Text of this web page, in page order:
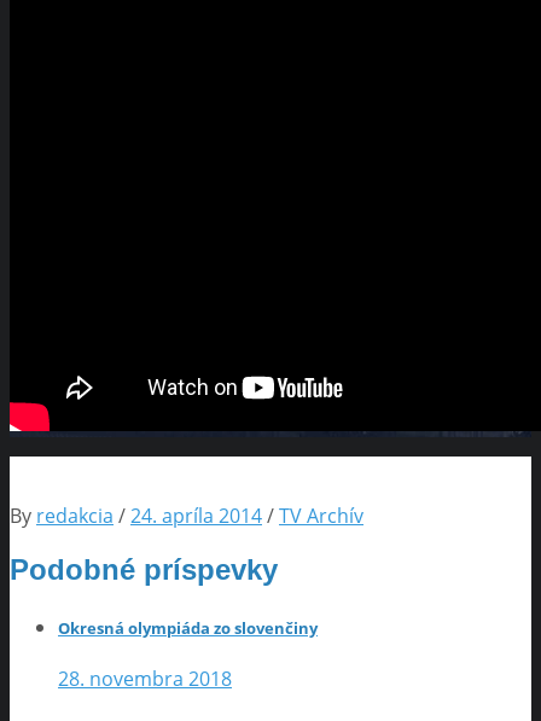
By redakcia /24. apríla 2014/TV Archív
Podobné príspevky
Okresná olympiáda zo slovenčiny
28. novembra 2018